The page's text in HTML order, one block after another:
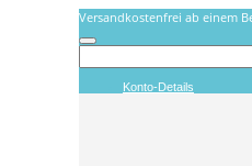
Versandkostenfrei ab einem
Konto-Details